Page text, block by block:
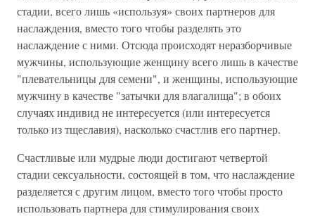
стадии, всего лишь «используя» своих партнеров для
наслаждения, вместо того чтобы разделять это
наслаждение с ними. Отсюда происходят неразборчивые
мужчины, использующие женщину всего лишь в качестве
"плевательницы для семени", и женщины, использующие
мужчину в качестве "затычки для влагалища"; в обоих
случаях индивид не интересуется (или интересуется
только из тщеславия), насколько счастлив его партнер.
Счастливые или мудрые люди достигают четвертой
стадии сексуальности, состоящей в том, что наслаждение
разделяется с другим лицом, вместо того чтобы просто
использовать партнера для стимулирования своих